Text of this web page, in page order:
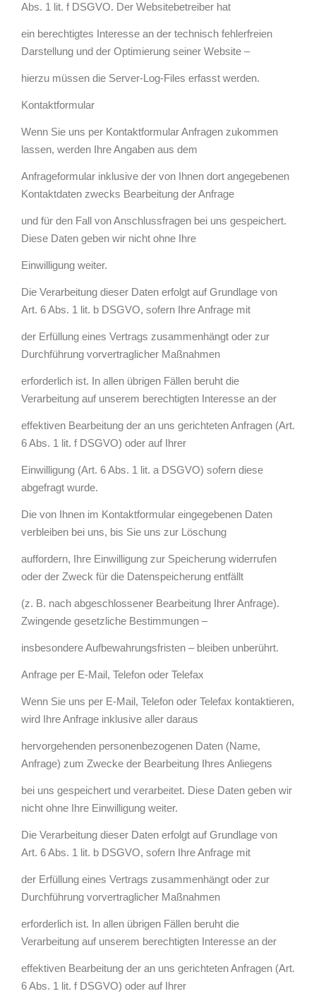
Abs. 1 lit. f DSGVO. Der Websitebetreiber hat
ein berechtigtes Interesse an der technisch fehlerfreien
Darstellung und der Optimierung seiner Website –
hierzu müssen die Server-Log-Files erfasst werden.
Kontaktformular
Wenn Sie uns per Kontaktformular Anfragen zukommen
lassen, werden Ihre Angaben aus dem
Anfrageformular inklusive der von Ihnen dort angegebenen
Kontaktdaten zwecks Bearbeitung der Anfrage
und für den Fall von Anschlussfragen bei uns gespeichert.
Diese Daten geben wir nicht ohne Ihre
Einwilligung weiter.
Die Verarbeitung dieser Daten erfolgt auf Grundlage von
Art. 6 Abs. 1 lit. b DSGVO, sofern Ihre Anfrage mit
der Erfüllung eines Vertrags zusammenhängt oder zur
Durchführung vorvertraglicher Maßnahmen
erforderlich ist. In allen übrigen Fällen beruht die
Verarbeitung auf unserem berechtigten Interesse an der
effektiven Bearbeitung der an uns gerichteten Anfragen (Art.
6 Abs. 1 lit. f DSGVO) oder auf Ihrer
Einwilligung (Art. 6 Abs. 1 lit. a DSGVO) sofern diese
abgefragt wurde.
Die von Ihnen im Kontaktformular eingegebenen Daten
verbleiben bei uns, bis Sie uns zur Löschung
auffordern, Ihre Einwilligung zur Speicherung widerrufen
oder der Zweck für die Datenspeicherung entfällt
(z. B. nach abgeschlossener Bearbeitung Ihrer Anfrage).
Zwingende gesetzliche Bestimmungen –
insbesondere Aufbewahrungsfristen – bleiben unberührt.
Anfrage per E-Mail, Telefon oder Telefax
Wenn Sie uns per E-Mail, Telefon oder Telefax kontaktieren,
wird Ihre Anfrage inklusive aller daraus
hervorgehenden personenbezogenen Daten (Name,
Anfrage) zum Zwecke der Bearbeitung Ihres Anliegens
bei uns gespeichert und verarbeitet. Diese Daten geben wir
nicht ohne Ihre Einwilligung weiter.
Die Verarbeitung dieser Daten erfolgt auf Grundlage von
Art. 6 Abs. 1 lit. b DSGVO, sofern Ihre Anfrage mit
der Erfüllung eines Vertrags zusammenhängt oder zur
Durchführung vorvertraglicher Maßnahmen
erforderlich ist. In allen übrigen Fällen beruht die
Verarbeitung auf unserem berechtigten Interesse an der
effektiven Bearbeitung der an uns gerichteten Anfragen (Art.
6 Abs. 1 lit. f DSGVO) oder auf Ihrer